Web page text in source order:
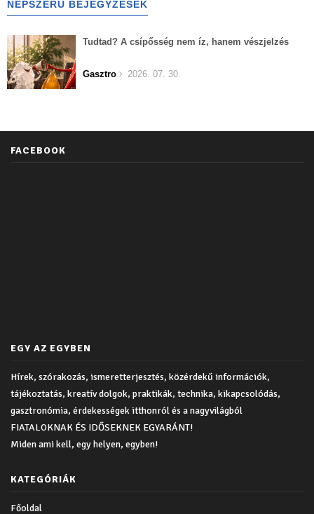
NÉPSZERŰ BEJEGYZÉSEK
Tudtad? A csípősség nem íz, hanem vészjelzés
Gasztro 2026. 07. 30.
FACEBOOK
EGY AZ EGYBEN
Hírek, szórakozás, ismeretterjesztés, közérdekű információk,
tájékoztatás, kreatív dolgok, praktikák, technika, kikapcsolódás,
gasztronómia, érdekességek itthonról és a nagyvilágból
FIATALOKNAK ÉS IDŐSEKNEK EGYARÁNT!
Miden ami kell, egy helyen, egyben!
KATEGÓRIÁK
Főoldal